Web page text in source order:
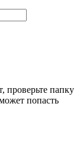
проверьте папку
попасть